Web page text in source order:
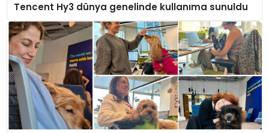
Tencent Hy3 dünya genelinde kullanıma sunuldu